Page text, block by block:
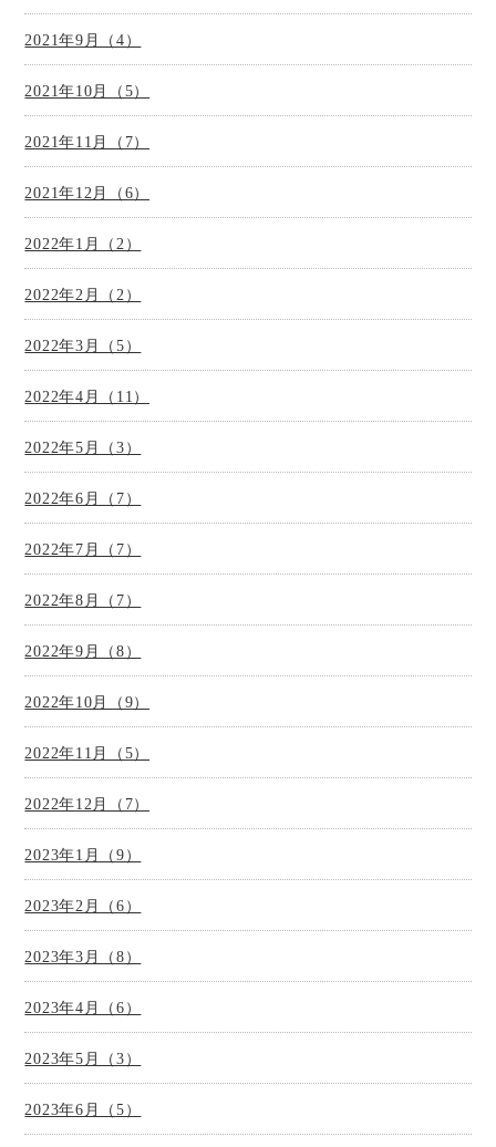
2021年9月（4）
2021年10月（5）
2021年11月（7）
2021年12月（6）
2022年1月（2）
2022年2月（2）
2022年3月（5）
2022年4月（11）
2022年5月（3）
2022年6月（7）
2022年7月（7）
2022年8月（7）
2022年9月（8）
2022年10月（9）
2022年11月（5）
2022年12月（7）
2023年1月（9）
2023年2月（6）
2023年3月（8）
2023年4月（6）
2023年5月（3）
2023年6月（5）